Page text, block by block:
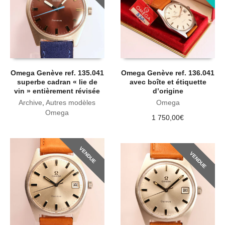
Omega Genève ref. 135.041
superbe cadran « lie de
vin » entièrement révisée
Archive ,Autres modèles
Omega
Omega Genève ref. 136.041
avec boîte et étiquette
d’origine
Omega
1 750,00€
VENDUE VENDUE